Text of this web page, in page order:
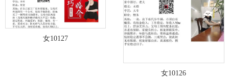
女10127
女10126